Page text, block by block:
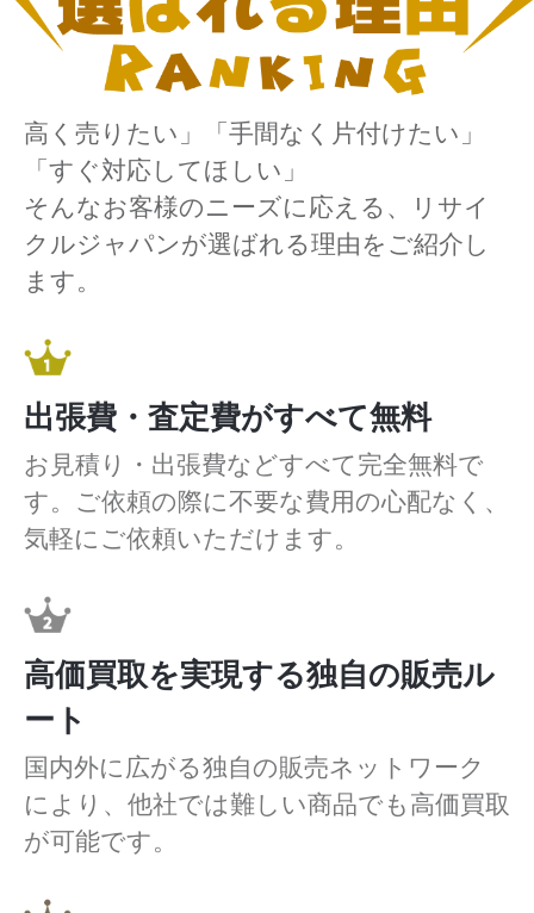
高く売りたい」「手間なく片付けたい」
「すぐ対応してほしい」
そんなお客様のニーズに応える、リサイ
クルジャパンが選ばれる理由をご紹介し
ます。
出張費・査定費がすべて無料
お見積り・出張費などすべて完全無料で
す。ご依頼の際に不要な費用の心配なく、
気軽にご依頼いただけます。
高価買取を実現する独自の販売ル
ート
国内外に広がる独自の販売ネットワーク
により、他社では難しい商品でも高価買取
が可能です。